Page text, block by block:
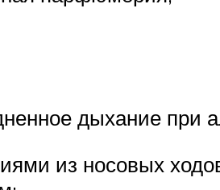
дыхание при
из носовых